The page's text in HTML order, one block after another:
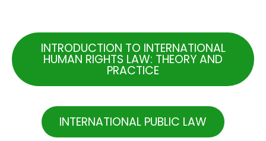
INTRODUCTION TO INTERNATIONAL
HUMAN RIGHTS LAW: THEORY AND
PRACTICE
INTERNATIONAL PUBLIC LAW